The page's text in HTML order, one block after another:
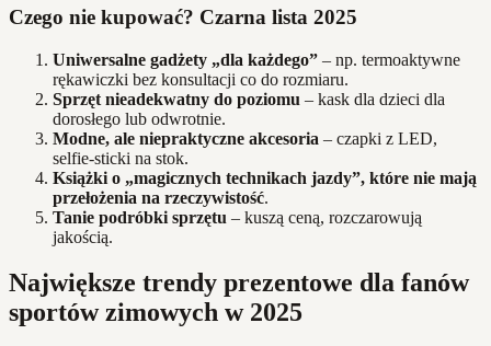
Czego nie kupować? Czarna lista 2025
Uniwersalne gadżety „dla każdego” – np. termoaktywne
rękawiczki bez konsultacji co do rozmiaru.
Sprzęt nieadekwatny do poziomu – kask dla dzieci dla
dorosłego lub odwrotnie.
Modne, ale niepraktyczne akcesoria – czapki z LED,
selfie-sticki na stok.
Książki o „magicznych technikach jazdy”, które nie mają
przełożenia na rzeczywistość.
Tanie podróbki sprzętu – kuszą ceną, rozczarowują
jakością.
Największe trendy prezentowe dla fanów
sportów zimowych w 2025